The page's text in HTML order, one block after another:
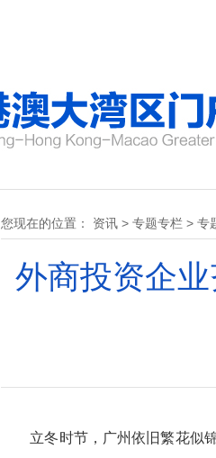
您现在的位置： 资讯 > 专题专栏 > 专
外商投资企
立冬时节，广州依旧繁花似锦